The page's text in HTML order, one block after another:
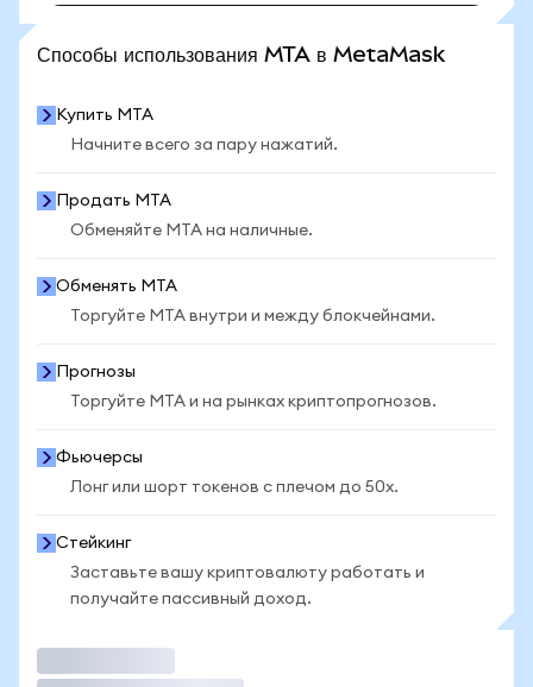
Способы использования MTA в MetaMask
Купить MTA
Начните всего за пару нажатий.
Продать MTA
Обменяйте MTA на наличные.
Обменять MTA
Торгуйте MTA внутри и между блокчейнами.
Прогнозы
Торгуйте MTA и на рынках криптопрогнозов.
Фьючерсы
Лонг или шорт токенов с плечом до 50x.
Стейкинг
Заставьте вашу криптовалюту работать и
получайте пассивный доход.